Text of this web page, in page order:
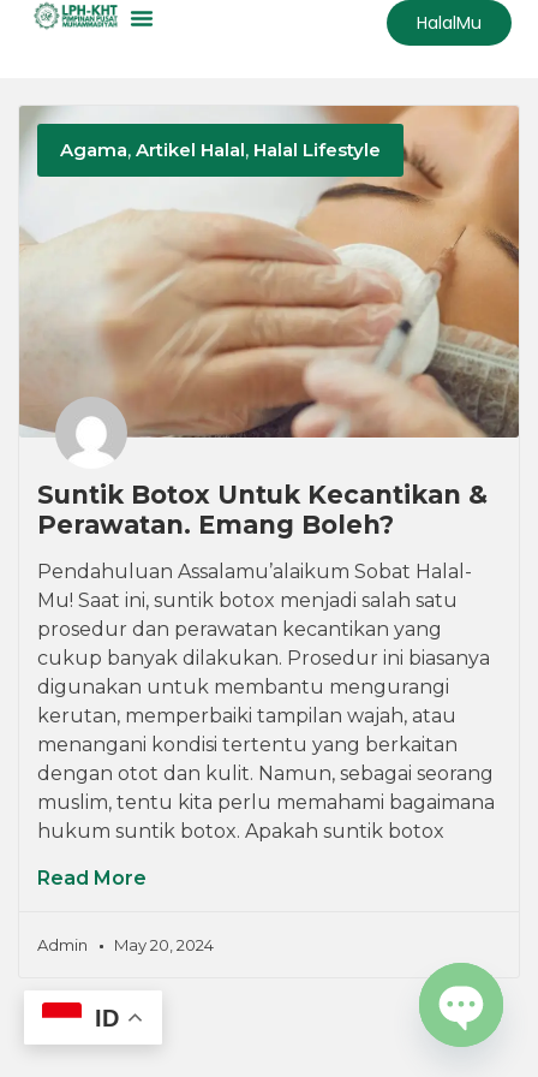
HalalMu
Agama,Artikel Halal, Halal Lifestyle
Suntik Botox Untuk Kecantikan &
Perawatan. Emang Boleh?
Pendahuluan Assalamu’alaikum Sobat Halal-
Mu! Saat ini, suntik botox menjadi salah satu
prosedur dan perawatan kecantikan yang
cukup banyak dilakukan. Prosedur ini biasanya
digunakan untuk membantu mengurangi
kerutan, memperbaiki tampilan wajah, atau
menangani kondisi tertentu yang berkaitan
dengan otot dan kulit. Namun, sebagai seorang
muslim, tentu kita perlu memahami bagaimana
hukum suntik botox. Apakah suntik botox
Read More
Admin May 20, 2024
ID